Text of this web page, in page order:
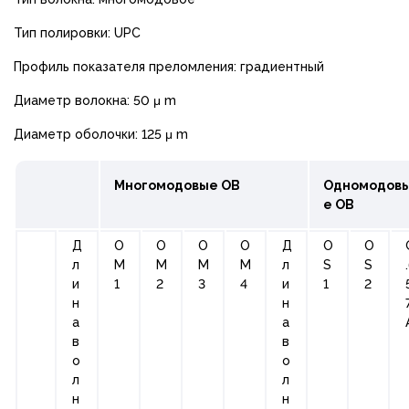
Тип полировки: UPC
Профиль показателя преломления: градиентный
Диаметр волокна: 50 μ m
Диаметр оболочки: 125 μ m
Многомодовые ОВ
е ОВ
Д
л
и
н
а
в
о
л
н
О
М
1
О
М
2
О
М
3
О
М
4
Д
л
и
н
а
в
о
л
н
О
S
1
O
S
2